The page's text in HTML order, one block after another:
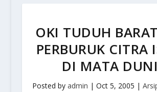
OKI TUDUH
PERBURUK CITRA
DI MATA
Posted byadmin |Oct 5, 2005 |